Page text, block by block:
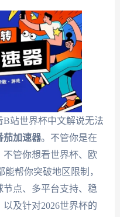
站世界杯中文解说无法
茄加速器。不管你是在
管你想看世界杯、欧
能帮你突破地区限制，
点、多平台支持、稳
及针对2026世界杯的